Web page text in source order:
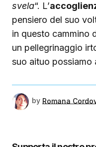
svela“. L’
pensiero del suo
in questo cammino
un pellegrinaggio
suo aituo possiamo
by Romana